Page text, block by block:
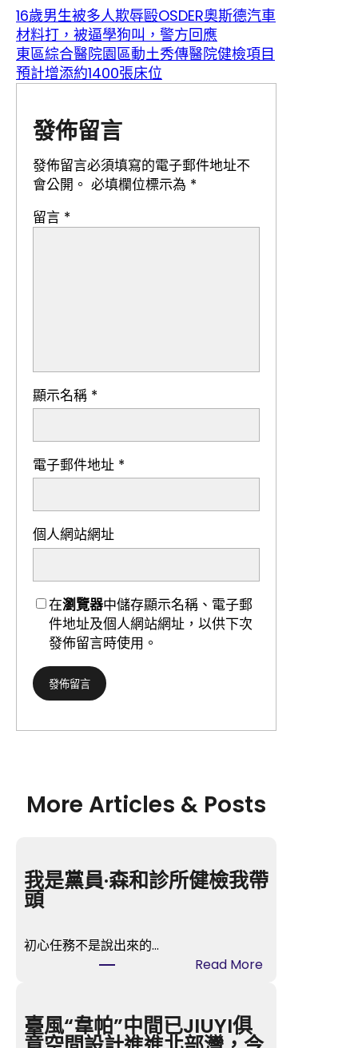
16歲男生被多人欺辱毆OSDER奧斯德汽車
材料打，被逼學狗叫，警方回應
東區綜合醫院園區動土秀傳醫院健檢項目
預計增添約1400張床位
發佈留言
發佈留言必須填寫的電子郵件地址不
會公開。 必填欄位標示為 *
留言 *
顯示名稱 *
電子郵件地址 *
個人網站網址
在瀏覽器中儲存顯示名稱、電子郵
件地址及個人網站網址，以供下次
發佈留言時使用。
More Articles & Posts
我是黨員·森和診所健檢我帶
頭
初心任務不是說出來的…
Read More:
員
臺風“韋帕”中間已JIUYI俱